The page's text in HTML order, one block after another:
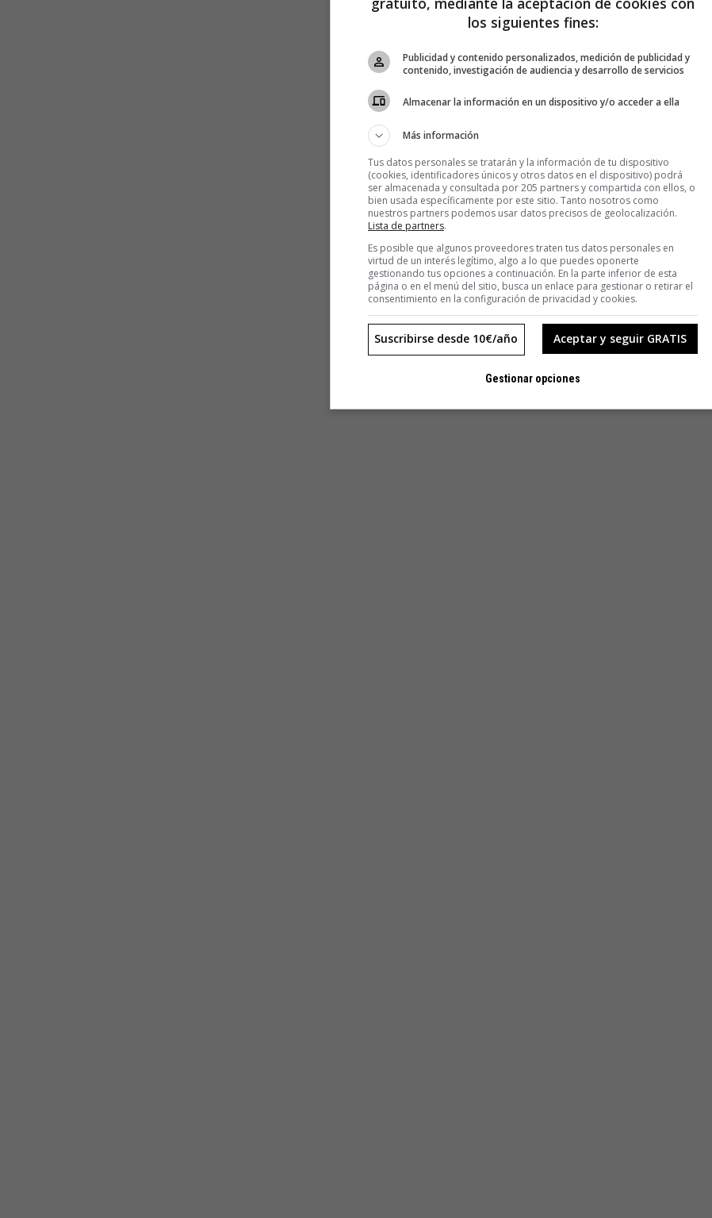
los siguientes fines:
Publicidad y contenido personalizados, medición de publicidad y
contenido, investigación de audiencia y desarrollo de servicios
Almacenar la información en un dispositivo y/o acceder a ella
Más información
Tus datos personales se tratarán y la información de tu dispositivo
(cookies, identificadores únicos y otros datos en el dispositivo) podrá
ser almacenada y consultada por 205 partners y compartida con ellos, o
bien usada específicamente por este sitio. Tanto nosotros como
nuestros partners podemos usar datos precisos de geolocalización.
Lista de partners.
Es posible que algunos proveedores traten tus datos personales en
virtud de un interés legítimo, algo a lo que puedes oponerte
gestionando tus opciones a continuación. En la parte inferior de esta
página o en el menú del sitio, busca un enlace para gestionar o retirar el
consentimiento en la configuración de privacidad y cookies.
Aceptar y seguir GRATIS
Suscribirse desde 10€/año
Gestionar opciones